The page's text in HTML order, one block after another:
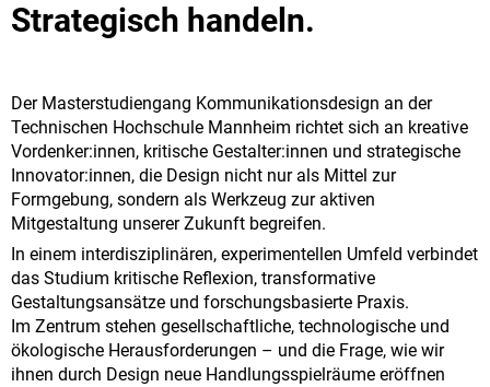
Strategisch handeln.
Der Masterstudiengang Kommunikationsdesign an der
Technischen Hochschule Mannheim richtet sich an kreative
Vordenker:innen, kritische Gestalter:innen und strategische
Innovator:innen, die Design nicht nur als Mittel zur
Formgebung, sondern als Werkzeug zur aktiven
Mitgestaltung unserer Zukunft begreifen.
In einem interdisziplinären, experimentellen Umfeld verbindet
das Studium kritische Reflexion, transformative
Gestaltungsansätze und forschungsbasierte Praxis.
Im Zentrum stehen gesellschaftliche, technologische und
ökologische Herausforderungen – und die Frage, wie wir
ihnen durch Design neue Handlungsspielräume eröffnen